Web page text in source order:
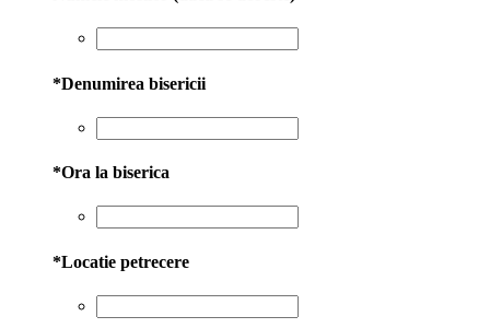
*Denumirea bisericii
*Ora la biserica
*Locatie petrecere